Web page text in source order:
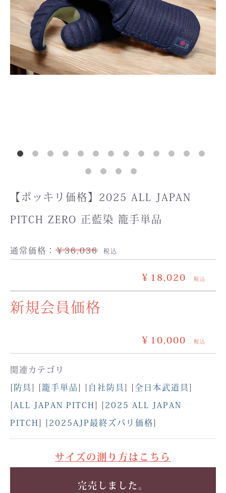
【ポッキリ価格】2025 ALL JAPAN
PITCH ZERO 正藍染 籠手単品
通常価格： ￥36,036 税込
￥18,020 税込
新規会員価格
￥10,000 税込
関連カテゴリ
[防具] [籠手単品] [自社防具] [全日本武道具]
[ALL JAPAN PITCH] [2025 ALL JAPAN
PITCH] [2025AJP最終ズバリ価格]
サイズの測り方はこちら
完売しました。